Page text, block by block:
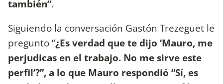
también”.
Siguiendo la conversación Gastón Trezeguet le
pregunto “¿Es verdad que te dijo ‘Mauro, me
perjudicas en el trabajo. No me sirve este
perfil’?”, a lo que Mauro respondió “Sí, es